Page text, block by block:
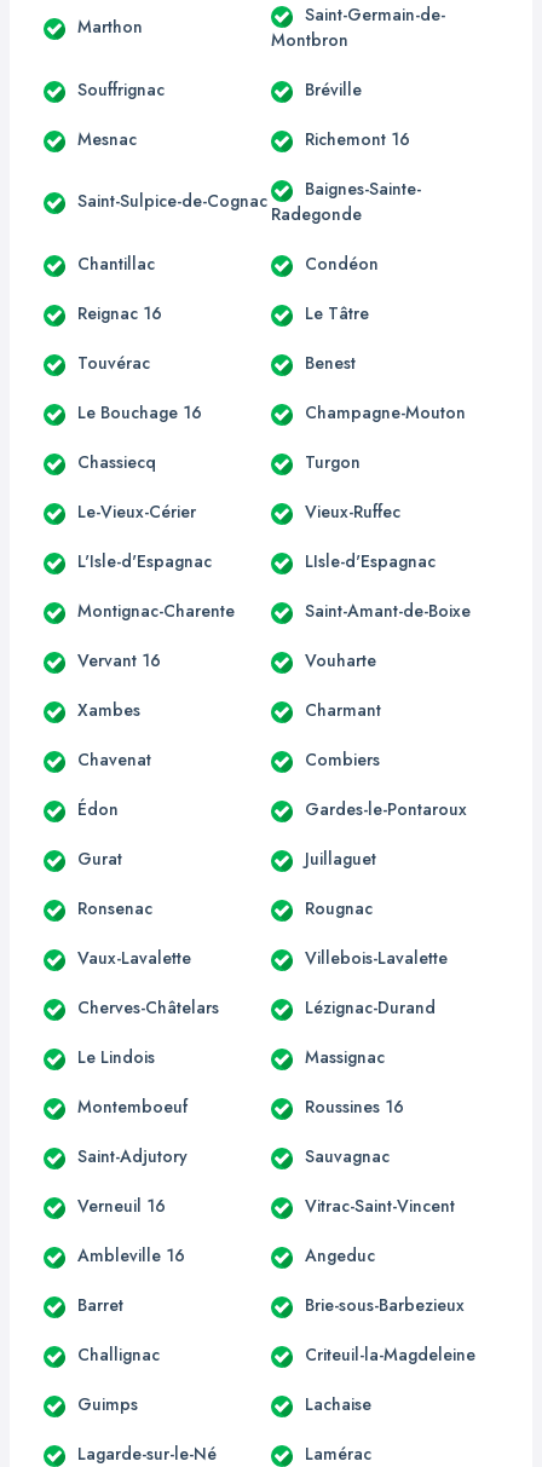
Marthon
Saint-Germain-de-
Montbron
Souffrignac Bréville
Mesnac Richemont 16
Saint-Sulpice-de-Cognac
Baignes-Sainte-
Radegonde
Chantillac Condéon
Reignac 16 Le Tâtre
Touvérac Benest
Le Bouchage 16 Champagne-Mouton
Chassiecq Turgon
Le-Vieux-Cérier Vieux-Ruffec
L'Isle-d'Espagnac LIsle-d'Espagnac
Montignac-Charente Saint-Amant-de-Boixe
Vervant 16 Vouharte
Xambes Charmant
Chavenat Combiers
Édon Gardes-le-Pontaroux
Gurat Juillaguet
Ronsenac Rougnac
Vaux-Lavalette Villebois-Lavalette
Cherves-Châtelars Lézignac-Durand
Le Lindois Massignac
Montemboeuf Roussines 16
Saint-Adjutory Sauvagnac
Verneuil 16 Vitrac-Saint-Vincent
Ambleville 16 Angeduc
Barret Brie-sous-Barbezieux
Challignac Criteuil-la-Magdeleine
Guimps Lachaise
Lagarde-sur-le-Né Lamérac